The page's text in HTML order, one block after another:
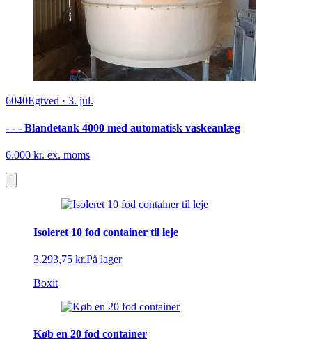
6040Egtved · 3. jul.
- - - Blandetank 4000 med automatisk vaskeanlæg
6.000 kr. ex. moms
Isoleret 10 fod container til leje
3.293,75 kr.På lager
Boxit
Køb en 20 fod container